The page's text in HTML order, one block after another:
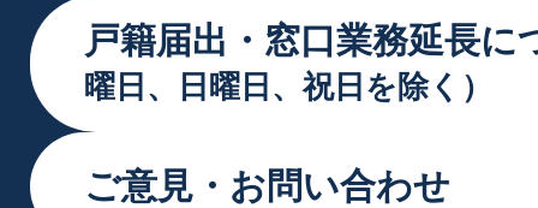
戸籍届出・窓口業務延長に
曜日、日曜日、祝日を除く）
ご意見・お問い合わせ